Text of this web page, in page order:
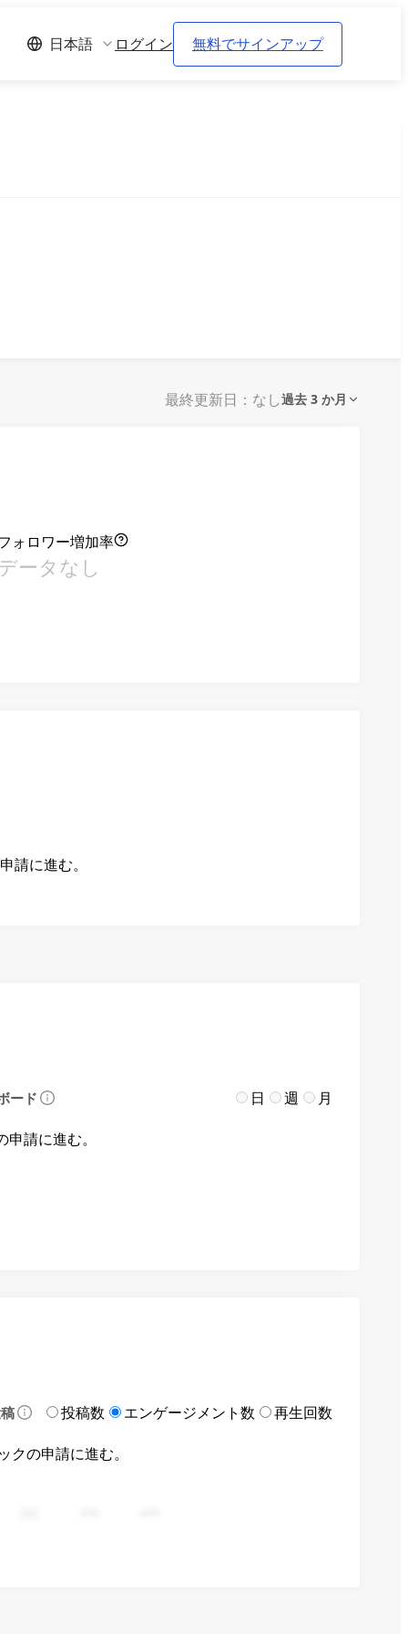
日本語 ログイン 無料でサインアップ
最終更新日：なし過去 3 か月
ォロワー増加率
ータなし
請に進む。
ード 日 週 月
請に進む。
投稿数 エンゲージメント数 再生回数
の申請に進む。